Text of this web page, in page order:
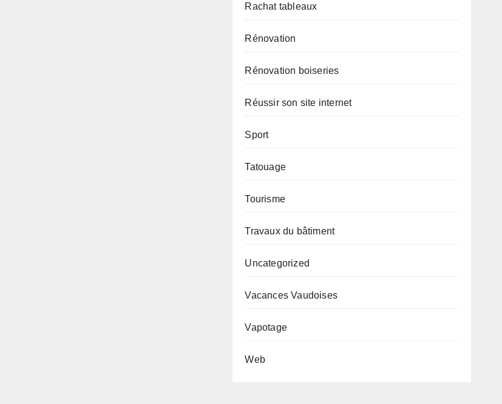
Rachat tableaux
Rénovation
Rénovation boiseries
Réussir son site internet
Sport
Tatouage
Tourisme
Travaux du bâtiment
Uncategorized
Vacances Vaudoises
Vapotage
Web